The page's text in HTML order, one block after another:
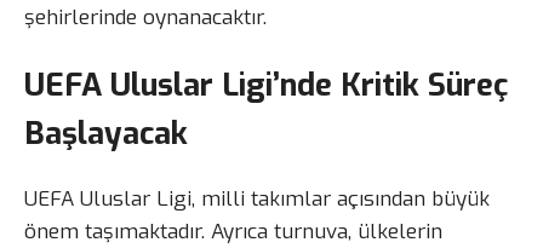
şehirlerinde oynanacaktır.
UEFA Uluslar Ligi’nde Kritik Süreç
Başlayacak
UEFA Uluslar Ligi, milli takımlar açısından büyük
önem taşımaktadır. Ayrıca turnuva, ülkelerin